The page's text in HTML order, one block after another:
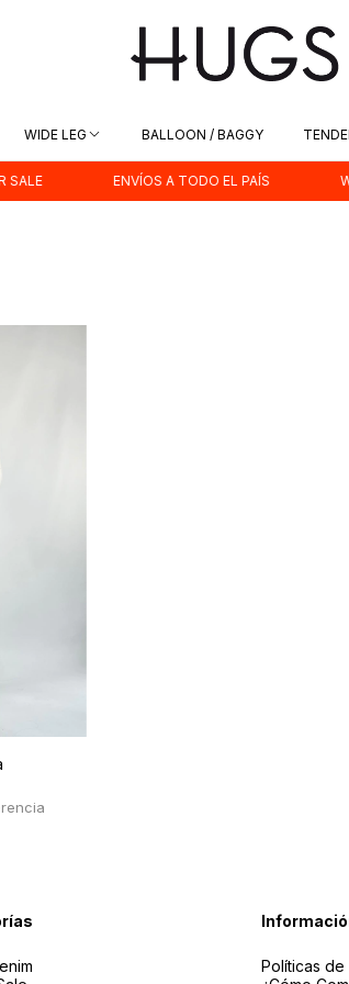
WIDE LEG BALLOON / BAGGY
ENVÍOS A TODO EL PAÍS WINTER
Políticas